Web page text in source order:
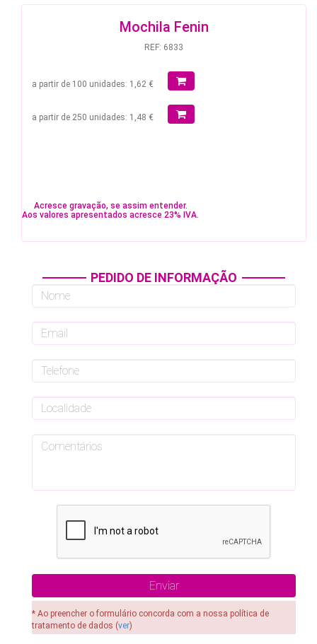
Mochila Fenin
REF: 6833
a partir de 100 unidades: 1,62 €
a partir de 250 unidades: 1,48 €
Acresce gravação, se assim entender.
Aos valores apresentados acresce 23% IVA.
PEDIDO DE INFORMAÇÃO
* Ao preencher o formulário concorda com a nossa política de
tratamento de dados (ver)